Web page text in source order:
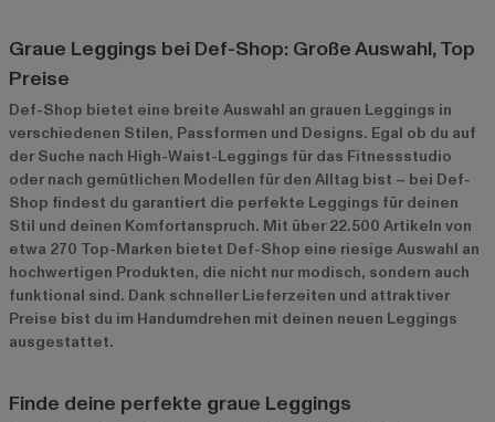
Graue Leggings bei Def-Shop: Große Auswahl, Top
Preise
Def-Shop bietet eine breite Auswahl an grauen Leggings in
verschiedenen Stilen, Passformen und Designs. Egal ob du auf
der Suche nach High-Waist-Leggings für das Fitnessstudio
oder nach gemütlichen Modellen für den Alltag bist – bei Def-
Shop findest du garantiert die perfekte Leggings für deinen
Stil und deinen Komfortanspruch. Mit über 22.500 Artikeln von
etwa 270 Top-Marken bietet Def-Shop eine riesige Auswahl an
hochwertigen Produkten, die nicht nur modisch, sondern auch
funktional sind. Dank schneller Lieferzeiten und attraktiver
Preise bist du im Handumdrehen mit deinen neuen Leggings
ausgestattet.
Finde deine perfekte graue Leggings